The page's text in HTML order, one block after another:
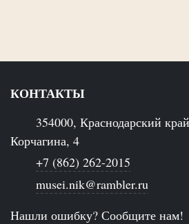
КОНТАКТЫ
354000, Краснодарский
Корчагина, 4
+7 (862) 262-2015
musei.nik@rambler.ru
Нашли ошибку? Сообщите нам!